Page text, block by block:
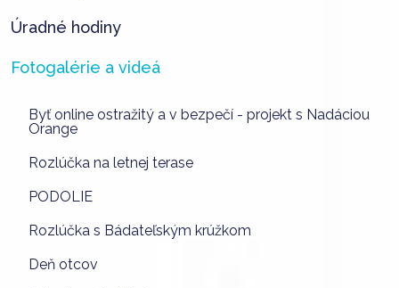
Úradné hodiny
Fotogalérie a videá
Byť online ostražitý a v bezpečí - projekt s Nadáciou
Orange
Rozlúčka na letnej terase
PODOLIE
Rozlúčka s Bádateľským krúžkom
Deň otcov